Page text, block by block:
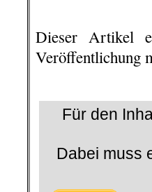
Dieser Artikel
Veröffentlichung
Für den
Dabei muss